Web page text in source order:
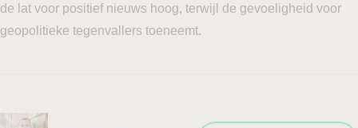
de lat voor positief nieuws hoog, terwijl de gevoeligheid voor
geopolitieke tegenvallers toeneemt.